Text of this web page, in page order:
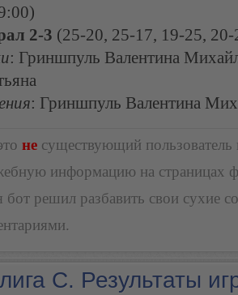
2-3 (25-20, 25-17, 19-25,
: Гриншпуль Валентина
: Гриншпуль Валентина
не существующий пользователь
информацию на страницах
бот решил разбавить свои сухие
С. Результаты